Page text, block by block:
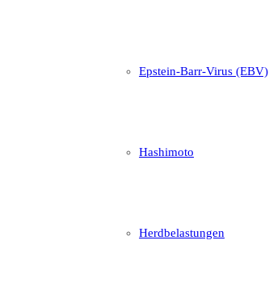
Epstein-Barr-Virus (EBV)
Hashimoto
Herdbelastungen